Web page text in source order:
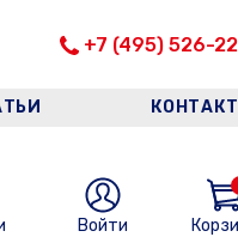
+7 (495) 526-
Войти